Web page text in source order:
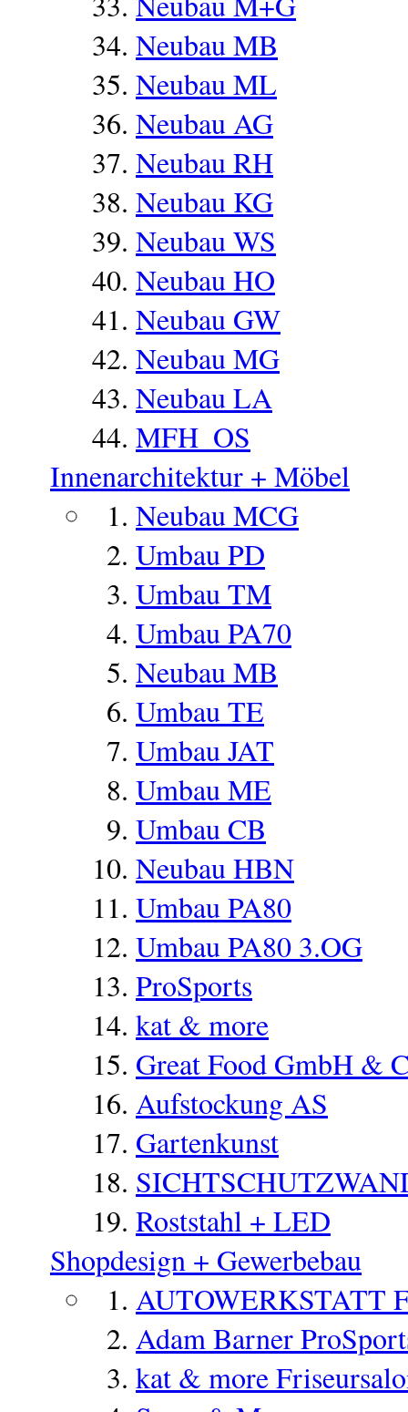
Neubau MB
Neubau ML
Neubau AG
Neubau RH
Neubau KG
Neubau WS
Neubau HO
Neubau GW
Neubau MG
Neubau LA
MFH_OS
Innenarchitektur + Möbel
Neubau MCG
Umbau PD
Umbau TM
Umbau PA70
Neubau MB
Umbau TE
Umbau JAT
Umbau ME
Umbau CB
Neubau HBN
Umbau PA80
Umbau PA80 3.OG
ProSports
kat & more
Great Food GmbH &
Aufstockung AS
Gartenkunst
Roststahl + LED
Shopdesign + Gewerbebau
AUTOWERKSTATT
Adam Barner
kat & more